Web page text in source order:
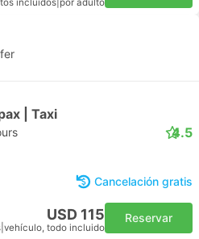
incluidos por adulto
| Taxi
4.5
Cancelación gratis
USD 115
vehículo, todo incluido
Reservar